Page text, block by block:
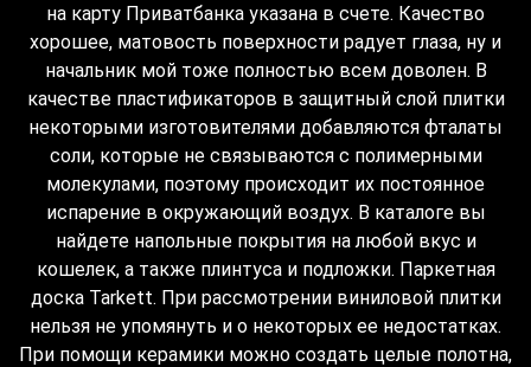
на карту Приватбанка указана в счете. Качество
хорошее, матовость поверхности радует глаза, ну и
начальник мой тоже полностью всем доволен. В
качестве пластификаторов в защитный слой плитки
некоторыми изготовителями добавляются фталаты
соли, которые не связываются с полимерными
молекулами, поэтому происходит их постоянное
испарение в окружающий воздух. В каталоге вы
найдете напольные покрытия на любой вкус и
кошелек, а также плинтуса и подложки. Паркетная
доска Tarkett. При рассмотрении виниловой плитки
нельзя не упомянуть и о некоторых ее недостатках.
При помощи керамики можно создать целые полотна,